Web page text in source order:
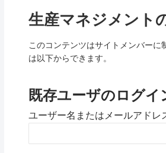
生産マネジメント
このコンテンツはサイトメンバー
は以下からできます。
既存ユーザのログイ
ユーザー名またはメールアドレ